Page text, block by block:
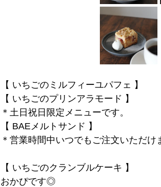
【 いちごのミルフィーユパフェ 】
【 いちごのプリンアラモード 】
＊土日祝日限定メニューです。
【 BAEメルトサンド 】
＊営業時間中いつでもご注文いただけ
【 いちごのクランブルケーキ 】
おかぴです◎